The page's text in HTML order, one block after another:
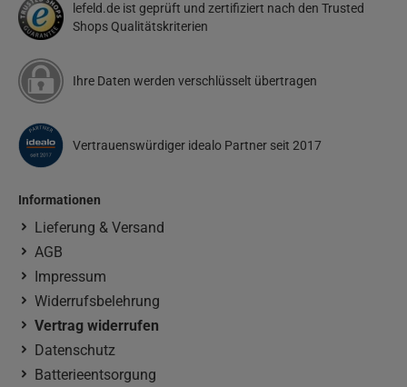
lefeld.de ist geprüft und zertifiziert nach den Trusted
Shops Qualitätskriterien
Ihre Daten werden verschlüsselt übertragen
Vertrauenswürdiger idealo Partner seit 2017
Informationen
Lieferung & Versand
AGB
Impressum
Widerrufsbelehrung
Vertrag widerrufen
Datenschutz
Batterieentsorgung